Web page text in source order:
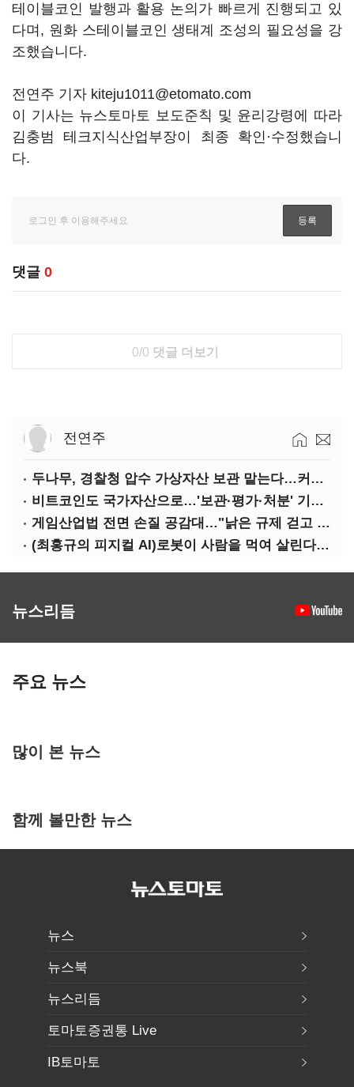
테이블코인 발행과 활용 논의가 빠르게 진행되고 있
다며, 원화 스테이블코인 생태계 조성의 필요성을 강
조했습니다.
전연주 기자 kiteju1011@etomato.com
이 기사는 뉴스토마토 보도준칙 및 윤리강령에 따라
김충범 테크지식산업부장이 최종 확인·수정했습니
다.
댓글 0
0/0 댓글 더보기
전연주
두나무, 경찰청 압수 가상자산 보관 맡는다…커스터디 사업 최종 낙찰
비트코인도 국가자산으로…'보관·평가·처분' 기준은 숙제
게임산업법 전면 손질 공감대…"낡은 규제 걷고 안전장치 촘촘히 해야"
(최홍규의 피지컬 AI)로봇이 사람을 먹여 살린다, 그런데 언제 먹여야 할지는 모른다
뉴스리듬
주요 뉴스
많이 본 뉴스
함께 볼만한 뉴스
뉴스
뉴스북
뉴스리듬
토마토증권통 Live
IB토마토